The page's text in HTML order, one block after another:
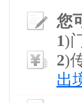
您
1)
2)
出